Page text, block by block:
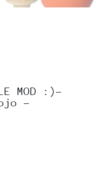
MOD :)-
–